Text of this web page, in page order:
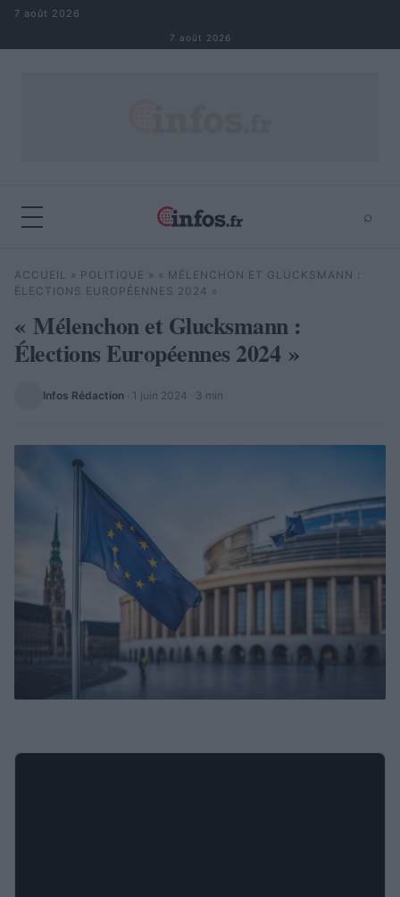
Aller au contenu
7 août 2026
7 août 2026
⌕
Rechercher ⌕
ACCUEIL » POLITIQUE » « MÉLENCHON ET GLUCKSMANN :
ÉLECTIONS EUROPÉENNES 2024 »
« Mélenchon et Glucksmann :
Élections Européennes 2024 »
Infos Rédaction · 1 juin 2024 · 3 min